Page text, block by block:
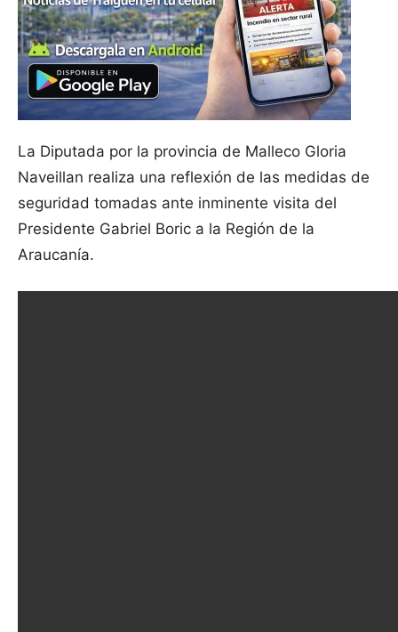
La Diputada por la provincia de Malleco Gloria
Naveillan realiza una reflexión de las medidas de
seguridad tomadas ante inminente visita del
Presidente Gabriel Boric a la Región de la
Araucanía.